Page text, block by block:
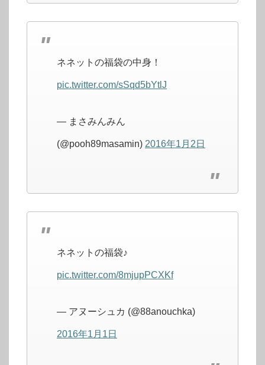
ネネットの福袋の中身！
pic.twitter.com/sSqd5bYtlJ
— まさみんみん
(@pooh89masamin) 2016年1月2日
ネネットの福袋♪
pic.twitter.com/8mjupPCXKf
— アヌーシュカ (@88anouchka)
2016年1月1日